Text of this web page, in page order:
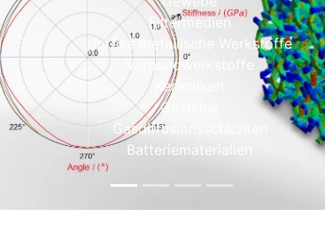
Filtermedien
poröse metallische Werkstoffe
Verbundwerkstoffe
Keramiken
Gesteine
Gasdiffusionsschichten
Batteriematerialien